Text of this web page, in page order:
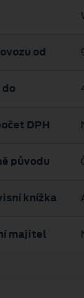
od
do
DPH
původu
knížka
majitel